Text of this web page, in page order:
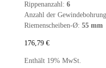
Rippenanzahl: 6
Anzahl der
Riemenscheiben-Ø: 55 mm
176,79 €
Enthält 19% MwSt.